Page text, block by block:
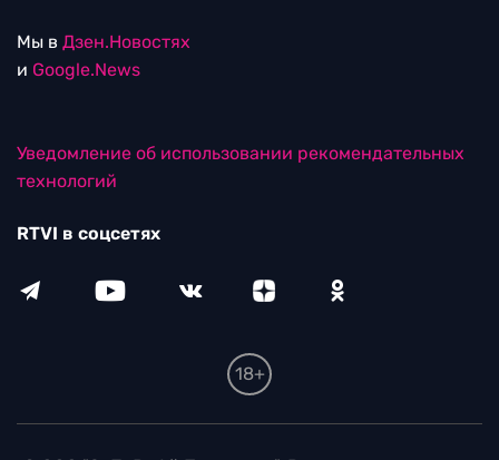
Мы в Дзен.Новостях
и Google.News
Уведомление об использовании рекомендательных
технологий
RTVI в соцсетях
18+